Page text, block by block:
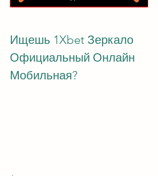
Ищешь 1Xbet Зеркало
Официальный Онлайн
Мобильная?